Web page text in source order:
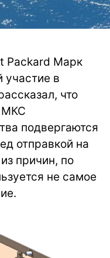
Packard Марк
в
что
МКС
подвергаются
отправкой на
причин, по
не самое